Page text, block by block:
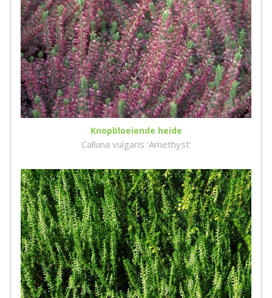
Knopbloeiende heide
Calluna vulgaris 'Amethyst'